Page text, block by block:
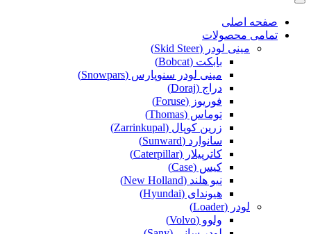
صفحه اصلی
تمامی محصولات
مینی لودر (Skid Steer)
بابکت (Bobcat)
مینی لودر سنوپارس (Snowpars)
دراج (Doraj)
فوریوز (Foruse)
توماس (Thomas)
زرین کوپال (Zarrinkupal)
سانوارد (Sunward)
کاترپیلار (Caterpillar)
کیس (Case)
نیو هلند (New Holland)
هیوندای (Hyundai)
لودر (Loader)
ولوو (Volvo)